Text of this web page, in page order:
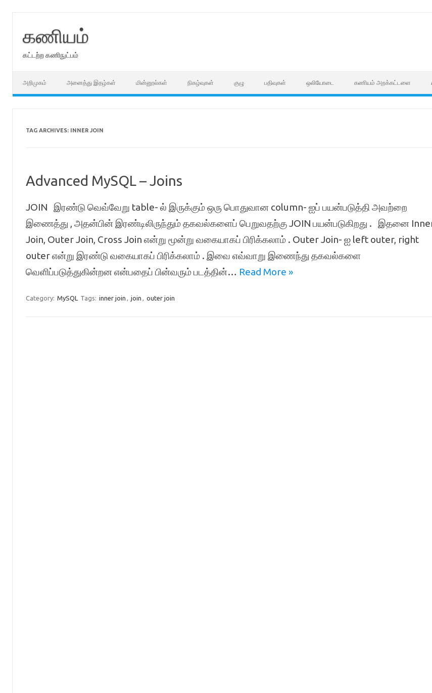
கணியம்
கட்டற்ற கணிநுட்பம்
அறிமுகம் அனைத்து இதழ்கள் மின்னூல்கள் நிகழ்வுகள் குழு பதிவுகள் ஒலியோடை கணியம் அறக்கட்டளை
TAG ARCHIVES: INNER JOIN
Advanced MySQL – Joins
JOIN இரண்டு வெவ்வேறு table- ல் இருக்கும் ஒரு பொதுவான column- ஐப் பயன்படுத்தி அவற்றை
இணைத்து , அதன்பின் இரண்டிலிருந்தும் தகவல்களைப் பெறுவதற்கு JOIN பயன்படுகிறது . இதனை
Join, Outer Join, Cross Join என்று மூன்று வகையாகப் பிரிக்கலாம் . Outer Join- ஐ left outer, right
outer என்று இரண்டு வகையாகப் பிரிக்கலாம் . இவை எவ்வாறு இணைந்து தகவல்களை
வெளிப்படுத்துகின்றன என்பதைப் பின்வரும் படத்தின்… Read More »
Category: MySQL Tags: inner join , join , outer join